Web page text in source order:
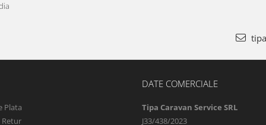
Plata
Retur
DATE COMERCIALE
Tipa Caravan Service SRL
J33/438/2023